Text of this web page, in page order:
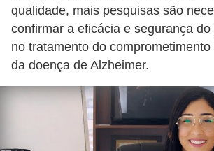
qualidade, mais pesquisas são
confirmar a eficácia e segurança
no tratamento do
da doença de Alzheimer.